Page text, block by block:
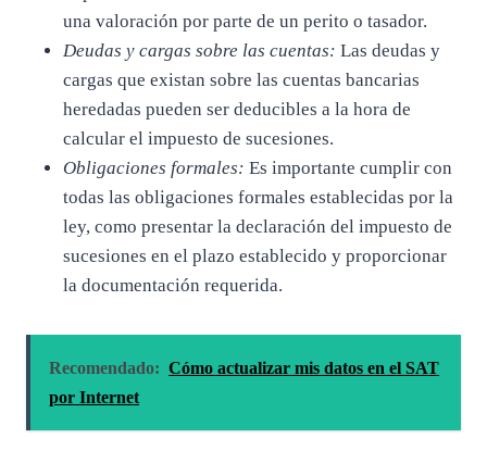
una valoración por parte de un perito o tasador.
Deudas y cargas sobre las cuentas: Las deudas y
cargas que existan sobre las cuentas bancarias
heredadas pueden ser deducibles a la hora de
calcular el impuesto de sucesiones.
Obligaciones formales: Es importante cumplir con
todas las obligaciones formales establecidas por la
ley, como presentar la declaración del impuesto de
sucesiones en el plazo establecido y proporcionar
la documentación requerida.
Recomendado: Cómo actualizar mis datos en el SAT
por Internet